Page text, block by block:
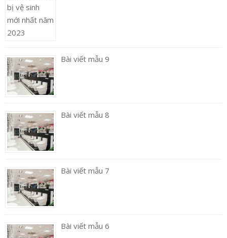
Bài viết mẫu 9
Bài viết mẫu 8
Bài viết mẫu 7
Bài viết mẫu 6